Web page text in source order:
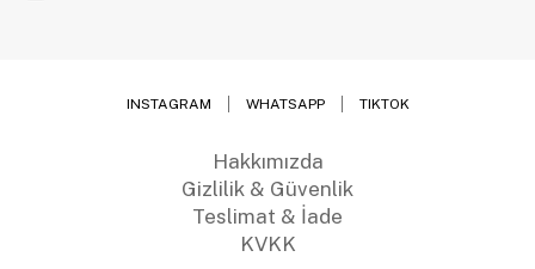
INSTAGRAM WHATSAPP TIKTOK
Hakkımızda
Gizlilik & Güvenlik
Teslimat & İade
KVKK